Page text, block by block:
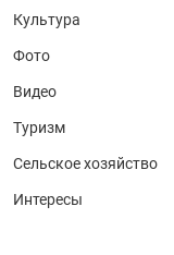
Культура
Фото
Видео
Туризм
Сельское хозяйство
Интересы